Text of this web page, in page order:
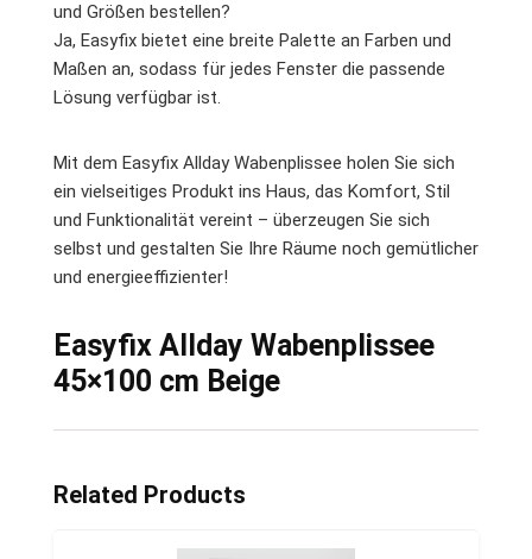
und Größen bestellen?
Ja, Easyfix bietet eine breite Palette an Farben und
Maßen an, sodass für jedes Fenster die passende
Lösung verfügbar ist.
Mit dem Easyfix Allday Wabenplissee holen Sie sich
ein vielseitiges Produkt ins Haus, das Komfort, Stil
und Funktionalität vereint – überzeugen Sie sich
selbst und gestalten Sie Ihre Räume noch gemütlicher
und energieeffizienter!
Easyfix Allday Wabenplissee
45×100 cm Beige
Related Products